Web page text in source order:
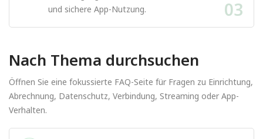
und sichere App-Nutzung.
03
Nach Thema durchsuchen
Öffnen Sie eine fokussierte FAQ-Seite für Fragen zu Einrichtung,
Abrechnung, Datenschutz, Verbindung, Streaming oder App-
Verhalten.